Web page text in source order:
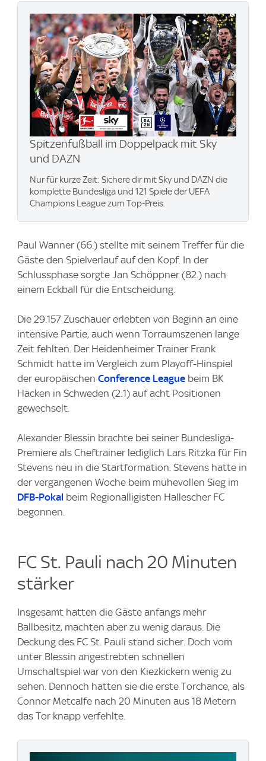
Spitzenfußball im Doppelpack mit Sky
und DAZN
Nur für kurze Zeit: Sichere dir mit Sky und DAZN die
komplette Bundesliga und 121 Spiele der UEFA
Champions League zum Top-Preis.
Paul Wanner (66.) stellte mit seinem Treffer für die
Gäste den Spielverlauf auf den Kopf. In der
Schlussphase sorgte Jan Schöppner (82.) nach
einem Eckball für die Entscheidung.
Die 29.157 Zuschauer erlebten von Beginn an eine
intensive Partie, auch wenn Torraumszenen lange
Zeit fehlten. Der Heidenheimer Trainer Frank
Schmidt hatte im Vergleich zum Playoff-Hinspiel
der europäischen Conference League beim BK
Häcken in Schweden (2:1) auf acht Positionen
gewechselt.
Alexander Blessin brachte bei seiner Bundesliga-
Premiere als Cheftrainer lediglich Lars Ritzka für Fin
Stevens neu in die Startformation. Stevens hatte in
der vergangenen Woche beim mühevollen Sieg im
DFB-Pokal beim Regionalligisten Hallescher FC
begonnen.
FC St. Pauli nach 20 Minuten
stärker
Insgesamt hatten die Gäste anfangs mehr
Ballbesitz, machten aber zu wenig daraus. Die
Deckung des FC St. Pauli stand sicher. Doch vom
unter Blessin angestrebten schnellen
Umschaltspiel war von den Kiezkickern wenig zu
sehen. Dennoch hatten sie die erste Torchance, als
Connor Metcalfe nach 20 Minuten aus 18 Metern
das Tor knapp verfehlte.